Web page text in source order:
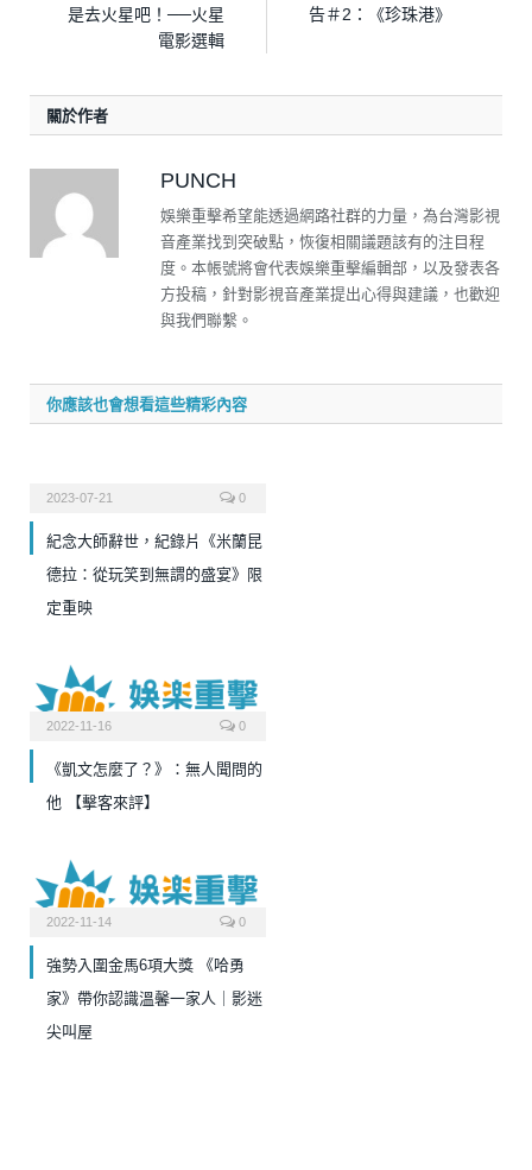
是去火星吧！──火星
電影選輯
告＃2：《珍珠港》
關於作者
PUNCH
娛樂重擊希望能透過網路社群的力量，為台灣影視
音產業找到突破點，恢復相關議題該有的注目程
度。本帳號將會代表娛樂重擊編輯部，以及發表各
方投稿，針對影視音產業提出心得與建議，也歡迎
與我們聯繫。
你應該也會想看這些精彩內容
2023-07-21 0
紀念大師辭世，紀錄片《米蘭昆
德拉：從玩笑到無謂的盛宴》限
定重映
2022-11-16 0
《凱文怎麼了？》：無人聞問的
他 【擊客來評】
2022-11-14 0
強勢入圍金馬6項大獎 《哈勇
家》帶你認識溫馨一家人｜影迷
尖叫屋